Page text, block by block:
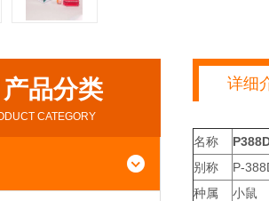
产品分类
CATEGORY
详细
名称
别称
P-
种属
小鼠